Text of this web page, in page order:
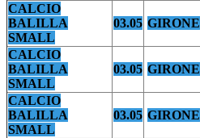
CALCIO
BALILLA
SMALL
03.05 GIRONE
CALCIO
BALILLA
SMALL
03.05 GIRONE
CALCIO
BALILLA
SMALL
03.05 GIRONE